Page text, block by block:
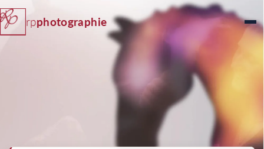
rpphotographie